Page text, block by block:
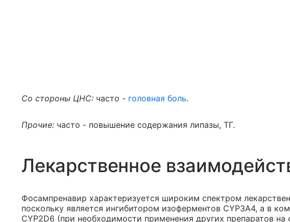
Со стороны ЦНС: часто - головная боль.
Прочие: часто - повышение содержания липазы, ТГ.
Лекарственное
Фосампренавир характеризуется широким спектром
поскольку является ингибитором изоферментов CYP3A4, а в
CYP2D6 (при необходимости применения других препаратов на